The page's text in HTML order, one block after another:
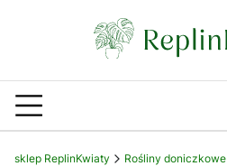
sklep ReplinKwiaty Rośliny doniczkowe